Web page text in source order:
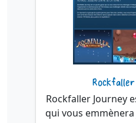
Rockfaller Journey
qui vous